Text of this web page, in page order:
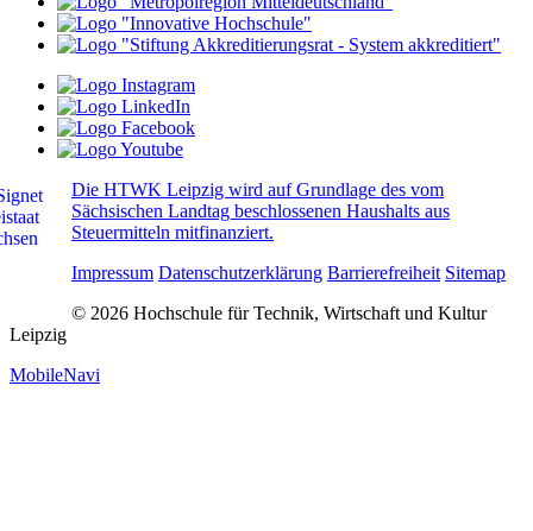
Die HTWK Leipzig wird auf Grundlage des vom
Sächsischen Landtag beschlossenen Haushalts aus
Steuermitteln mitfinanziert.
Impressum Datenschutzerklärung Barrierefreiheit Sitemap
© 2026 Hochschule für Technik, Wirtschaft und Kultur
Leipzig
MobileNavi